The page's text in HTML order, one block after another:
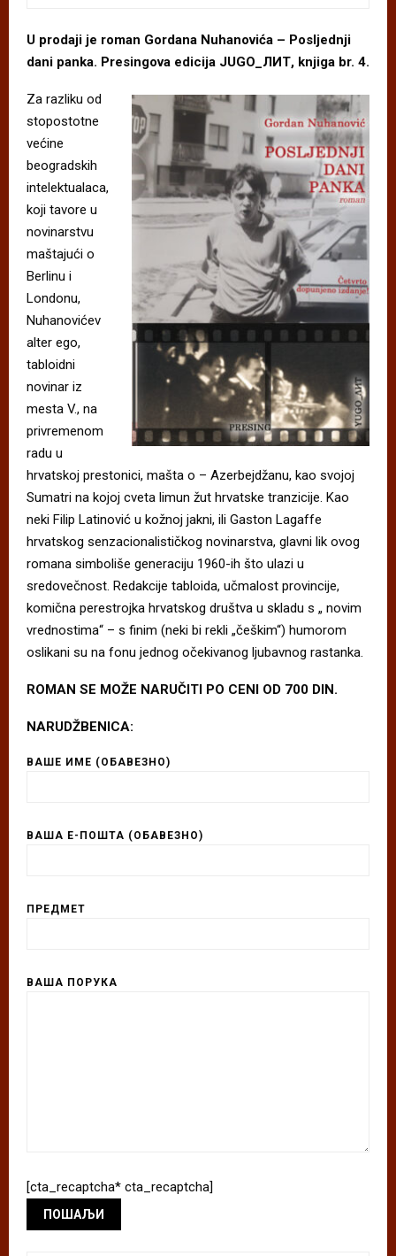
U prodaji je roman Gordana Nuhanovića – Posljednji
dani panka. Presingova edicija JUGO_ЛИТ, knjiga br. 4.
Za razliku od
stopostotne
većine
beogradskih
intelektualaca,
koji tavore u
novinarstvu
maštajući o
Berlinu i
Londonu,
Nuhanovićev
alter ego,
tabloidni
novinar iz
mesta V., na
privremenom
radu u
hrvatskoj prestonici, mašta o – Azerbejdžanu, kao svojoj
Sumatri na kojoj cveta limun žut hrvatske tranzicije. Kao
neki Filip Latinović u kožnoj jakni, ili Gaston Lagaffe
hrvatskog senzacionalističkog novinarstva, glavni lik ovog
romana simboliše generaciju 1960-ih što ulazi u
sredovečnost. Redakcije tabloida, učmalost provincije,
komična perestrojka hrvatskog društva u skladu s „ novim
vrednostima“ – s finim (neki bi rekli „češkim“) humorom
oslikani su na fonu jednog očekivanog ljubavnog rastanka.
ROMAN SE MOŽE NARUČITI PO CENI OD 700 DIN.
NARUDŽBENICA:
ВАШЕ ИМЕ (ОБАВЕЗНО)
ВАША Е-ПОШТА (ОБАВЕЗНО)
ПРЕДМЕТ
ВАША ПОРУКА
[cta_recaptcha* cta_recaptcha]